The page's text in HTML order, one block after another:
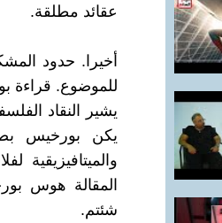
عقائد مطلقة.
أخيرا. حدود
للموضوع. قراءة
يشير النقاد
يكن بورخيس
والميتافيزيقية
المقالة هوس
شئتم.